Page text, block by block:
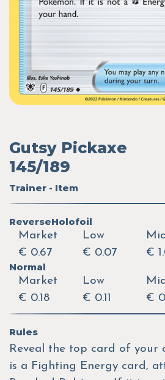
Gutsy Pickaxe
145/189
Trainer - Item
ReverseHolofoil
Market
€ 0.67
Low
€ 0.07
Mid
€
Normal
Market
€ 0.18
Low
€ 0.11
Mid
€
Rules
Reveal the top card of your
is a Fighting Energy card,